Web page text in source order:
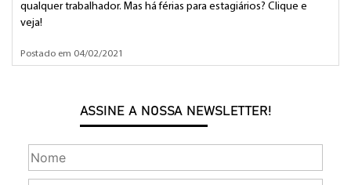
qualquer trabalhador. Mas há férias para estagiários? Clique e
veja!
Postado em 04/02/2021
ASSINE A NOSSA NEWSLETTER!